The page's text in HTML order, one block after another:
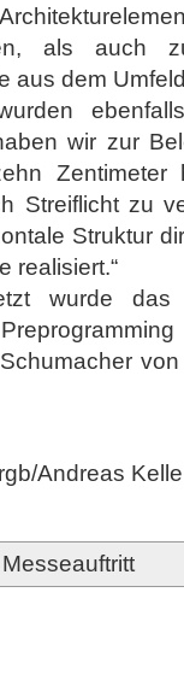
als auch
aus dem
wir zur
Zentimeter
Streiflicht zu
Struktur
realisiert.“
wurde
Andreas